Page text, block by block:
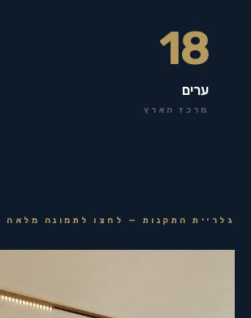
18
ערים
מרכז הארץ
גלריית התקנות — לחצו לתמונה מלאה